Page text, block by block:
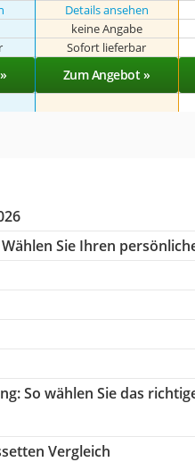
Details ansehen
keine Angabe
Sofort lieferbar
Zum Angebot »
Sie Ihren
: So wählen Sie das
Vergleich